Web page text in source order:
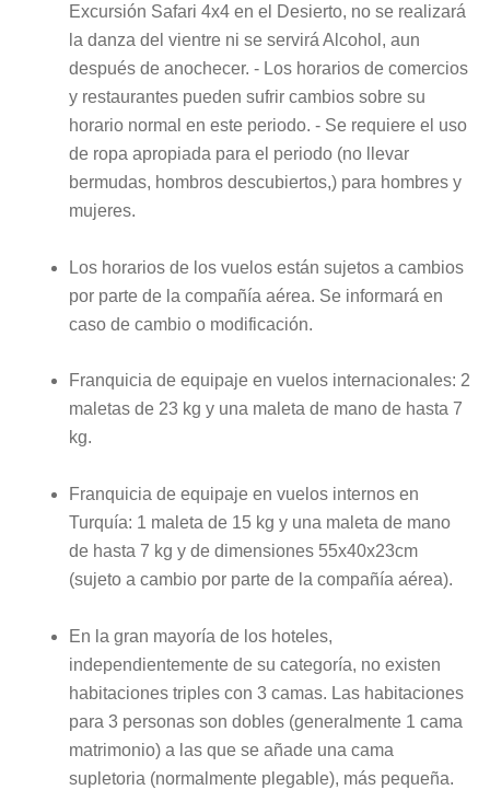
Excursión Safari 4x4 en el Desierto, no se realizará
la danza del vientre ni se servirá Alcohol, aun
después de anochecer. - Los horarios de comercios
y restaurantes pueden sufrir cambios sobre su
horario normal en este periodo. - Se requiere el uso
de ropa apropiada para el periodo (no llevar
bermudas, hombros descubiertos,) para hombres y
mujeres.
Los horarios de los vuelos están sujetos a cambios
por parte de la compañía aérea. Se informará en
caso de cambio o modificación.
Franquicia de equipaje en vuelos internacionales: 2
maletas de 23 kg y una maleta de mano de hasta 7
kg.
Franquicia de equipaje en vuelos internos en
Turquía: 1 maleta de 15 kg y una maleta de mano
de hasta 7 kg y de dimensiones 55x40x23cm
(sujeto a cambio por parte de la compañía aérea).
En la gran mayoría de los hoteles,
independientemente de su categoría, no existen
habitaciones triples con 3 camas. Las habitaciones
para 3 personas son dobles (generalmente 1 cama
matrimonio) a las que se añade una cama
supletoria (normalmente plegable), más pequeña.